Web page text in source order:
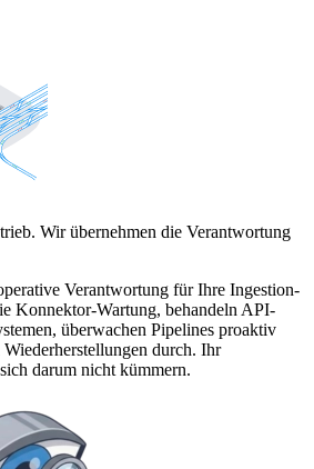
Wir übernehmen die Verantwortung
Verantwortung für Ihre Ingestion-
Konnektor-Wartung, behandeln API-
überwachen Pipelines proaktiv
durch. Ihr
darum nicht kümmern.